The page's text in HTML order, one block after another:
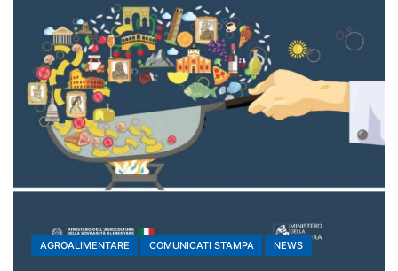
AGROALIMENTARE COMUNICATI STAMPA NEWS